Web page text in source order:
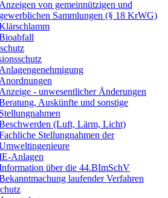
Anzeigen von gemeinnützigen und
gewerblichen Sammlungen (§ 18 KrWG)
Anlagengenehmigung
Anordnungen
Anzeige - unwesentlicher Änderungen
Auskünfte und sonstige
Stellungnahmen
(Luft, Lärm, Licht)
Stellungnahmen der
Anlagen
über die 44.BImSchV
laufender Verfahren